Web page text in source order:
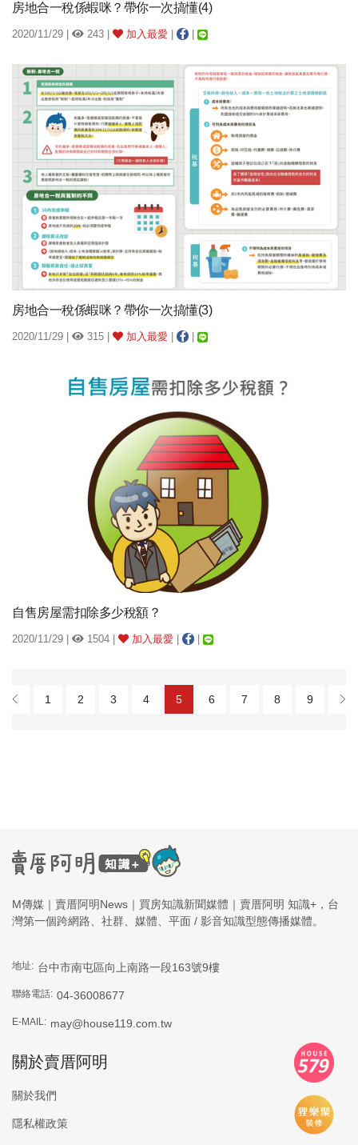
房地合一稅係蝦咪？帶你一次搞懂(4)
2020/11/29 | 243 | 加入最愛
房地合一稅係蝦咪？帶你一次搞懂(3)
2020/11/29 | 315 | 加入最愛
自售房屋需扣除多少稅額？
2020/11/29 | 1504 | 加入最愛
1 2 3 4 5 6 7 8 9
M傳媒｜賣厝阿明News｜買房知識新聞媒體｜賣厝阿明 知識+，台
灣第一個跨網路、社群、媒體、平面 / 影音知識型態傳播媒體。
地址: 台中市南屯區向上南路一段163號9樓
聯絡電話: 04-36008677
E-MAIL: may@house119.com.tw
關於賣厝阿明
關於我們
隱私權政策